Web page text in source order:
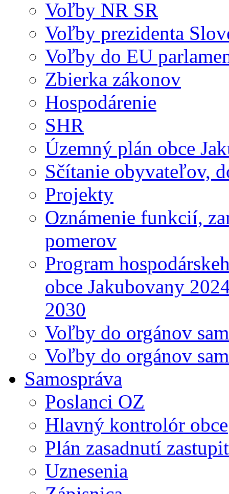
Voľby NR SR
Voľby prezidenta
Voľby do EU
Zbierka zákonov
Hospodárenie
SHR
Územný plán obce
Sčítanie obyvateľov,
Projekty
Oznámenie funkcií,
pomerov
Program
obce Jakubovany
2030
Voľby do orgánov
Voľby do orgánov
Samospráva
Poslanci OZ
Hlavný kontrolór obce
Plán zasadnutí
Uznesenia